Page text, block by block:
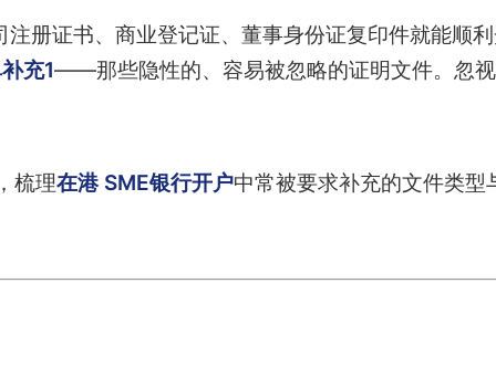
注册证书、商业登记证、董事身份证复印件就能顺
充1——那些隐性的、容易被忽略的证明文件。忽
梳理在港 SME银行开户中常被要求补充的文件类